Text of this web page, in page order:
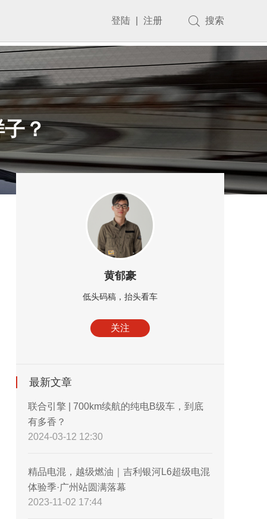
登陆 注册 搜索
？
黄郁豪
低头码稿，抬头看车
关注
最新文章
联合引擎 | 700km续航的纯电B级车，到底
有多香？
2024-03-12 12:30
精品电混，越级燃油｜吉利银河L6超级电混
体验季·广州站圆满落幕
2023-11-02 17:44